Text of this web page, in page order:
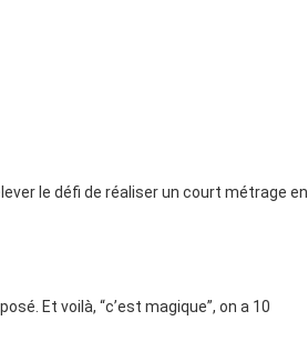
le défi de réaliser un court métrage en
Et voilà, “c’est magique”, on a 10